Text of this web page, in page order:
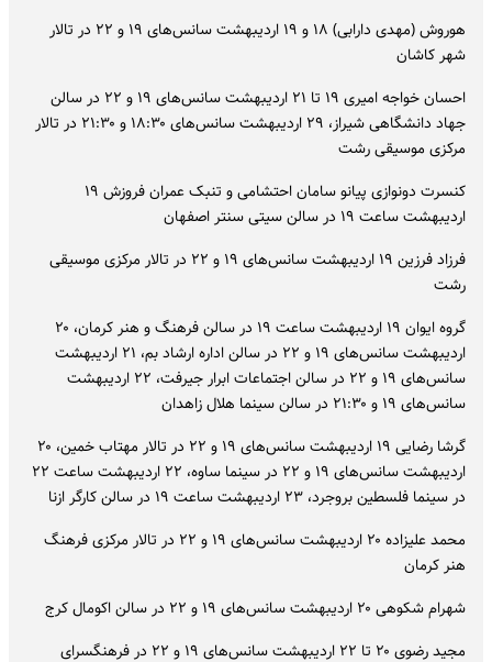
هوروش (مهدی دارابی) ۱۸ و ۱۹ اردیبهشت سانس‌های ۱۹ و ۲۲ در تالار
شهر کاشان
احسان خواجه امیری ۱۹ تا ۲۱ اردیبهشت سانس‌های ۱۹ و ۲۲ در سالن
جهاد دانشگاهی شیراز، ۲۹ اردیبهشت سانس‌های ۱۸:۳۰ و ۲۱:۳۰ در تالار
مرکزی موسیقی رشت
کنسرت دونوازی پیانو سامان احتشامی و تنبک عمران فروزش ۱۹
اردیبهشت ساعت ۱۹ در سالن سیتی سنتر اصفهان
فرزاد فرزین ۱۹ اردیبهشت سانس‌های ۱۹ و ۲۲ در تالار مرکزی موسیقی
رشت
گروه ایوان ۱۹ اردیبهشت ساعت ۱۹ در سالن فرهنگ و هنر کرمان، ۲۰
اردیبهشت سانس‌های ۱۹ و ۲۲ در سالن اداره ارشاد بم، ۲۱ اردیبهشت
سانس‌های ۱۹ و ۲۲ در سالن اجتماعات ابرار جیرفت، ۲۲ اردیبهشت
سانس‌های ۱۹ و ۲۱:۳۰ در سالن سینما هلال زاهدان
گرشا رضایی ۱۹ اردیبهشت سانس‌های ۱۹ و ۲۲ در تالار مهتاب خمین، ۲۰
اردیبهشت سانس‌های ۱۹ و ۲۲ در سینما ساوه، ۲۲ اردیبهشت ساعت ۲۲
در سینما فلسطین بروجرد، ۲۳ اردیبهشت ساعت ۱۹ در سالن کارگر ازنا
محمد علیزاده ۲۰ اردیبهشت سانس‌های ۱۹ و ۲۲ در تالار مرکزی فرهنگ
هنر کرمان
شهرام شکوهی ۲۰ اردیبهشت سانس‌های ۱۹ و ۲۲ در سالن اکومال کرج
مجید رضوی ۲۰ تا ۲۲ اردیبهشت سانس‌های ۱۹ و ۲۲ در فرهنگسرای